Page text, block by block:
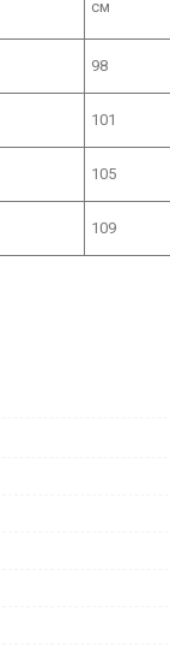
см
98
101
105
109